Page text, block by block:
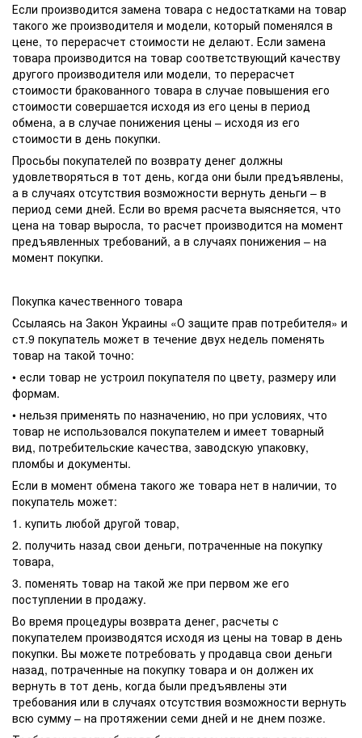
Если производится замена товара с недостатками на товар
такого же производителя и модели, который поменялся в
цене, то перерасчет стоимости не делают. Если замена
товара производится на товар соответствующий качеству
другого производителя или модели, то перерасчет
стоимости бракованного товара в случае повышения его
стоимости совершается исходя из его цены в период
обмена, а в случае понижения цены – исходя из его
стоимости в день покупки.
Просьбы покупателей по возврату денег должны
удовлетворяться в тот день, когда они были предъявлены,
а в случаях отсутствия возможности вернуть деньги – в
период семи дней. Если во время расчета выясняется, что
цена на товар выросла, то расчет производится на момент
предъявленных требований, а в случаях понижения – на
момент покупки.
Покупка качественного товара
Ссылаясь на Закон Украины «О защите прав потребителя» и
ст.9 покупатель может в течение двух недель поменять
товар на такой точно:
• если товар не устроил покупателя по цвету, размеру или
формам.
• нельзя применять по назначению, но при условиях, что
товар не использовался покупателем и имеет товарный
вид, потребительские качества, заводскую упаковку,
пломбы и документы.
Если в момент обмена такого же товара нет в наличии, то
покупатель может:
1. купить любой другой товар,
2. получить назад свои деньги, потраченные на покупку
товара,
3. поменять товар на такой же при первом же его
поступлении в продажу.
Во время процедуры возврата денег, расчеты с
покупателем производятся исходя из цены на товар в день
покупки. Вы можете потребовать у продавца свои деньги
назад, потраченные на покупку товара и он должен их
вернуть в тот день, когда были предъявлены эти
требования или в случаях отсутствия возможности вернуть
всю сумму – на протяжении семи дней и не днем позже.